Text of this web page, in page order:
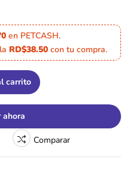
en PETCASH.
RD$38.50 con tu compra.
carrito
ahora
Comparar